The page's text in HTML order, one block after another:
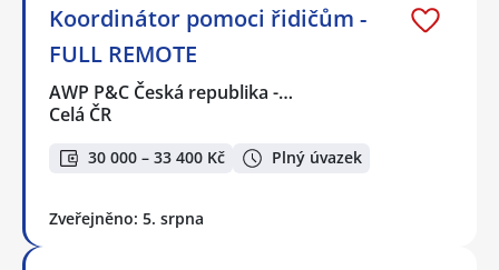
Koordinátor pomoci řidičům -
FULL REMOTE
AWP P&C Česká republika -…
Celá ČR
30 000 – 33 400 Kč Plný úvazek
Zveřejněno: 5. srpna